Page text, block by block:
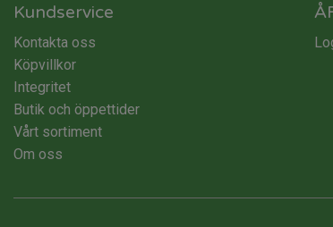
Kundservice
Kontakta oss
Köpvillkor
Integritet
Butik och öppettider
Vårt sortiment
Om oss